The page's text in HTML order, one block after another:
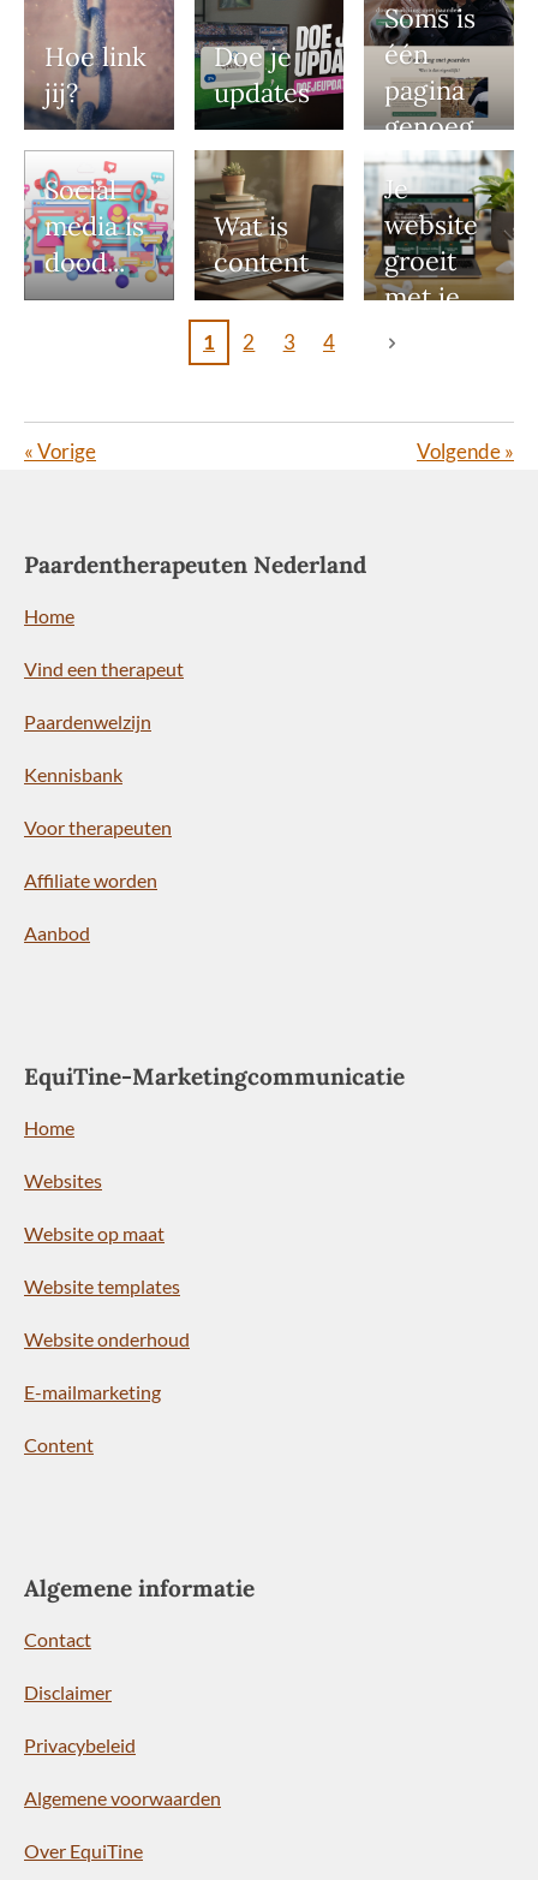
Hoe link
jij?
Doe je
updates
Soms is
één
pagina
genoeg
Social
media is
dood...
Wat is
content
Je
website
groeit
met je
mee
1 2 3 4
« Vorige Volgende »
Paardentherapeuten Nederland
Home
Vind een therapeut
Paardenwelzijn
Kennisbank
Voor therapeuten
Affiliate worden
Aanbod
EquiTine-Marketingcommunicatie
Home
Websites
Website op maat
Website templates
Website onderhoud
E-mailmarketing
Content
Algemene informatie
Contact
Disclaimer
Privacybeleid
Algemene voorwaarden
Over EquiTine